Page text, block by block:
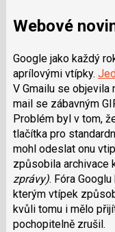
Webové
Google jako každý
aprílovými vtípky.
V Gmailu se
mail se zábavným
Problém byl v tom,
tlačítka pro
mohl odeslat onu
způsobila archivace
zprávy). Fóra
kterým vtípek
kvůli tomu i mělo
pochopitelně zrušil.